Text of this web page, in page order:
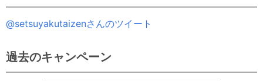
@setsuyakutaizenさんのツイート
過去のキャンペーン